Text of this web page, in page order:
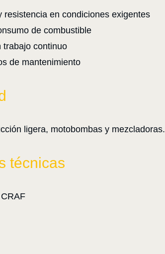
resistencia en condiciones exigentes
de combustible
trabajo continuo
de mantenimiento
ligera, motobombas y mezcladoras.
técnicas